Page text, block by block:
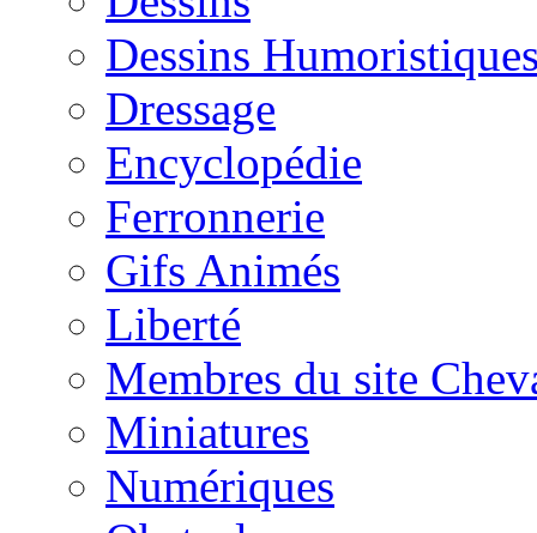
Dessins
Dressage
Encyclopédie
Ferronnerie
Gifs Animés
Liberté
Membres du site
Miniatures
Numériques